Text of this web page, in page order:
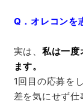
Q．オレコンを
実は、 私は一度
ます。
1回目の応募を
差を気にせず